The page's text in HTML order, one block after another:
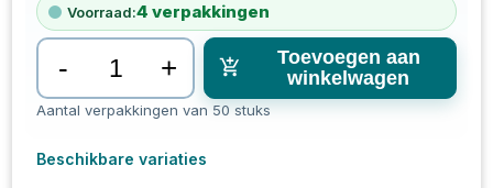
Voorraad:4 verpakkingen
- +
Toevoegen aan
winkelwagen
Aantal verpakkingen van 50 stuks
Beschikbare variaties